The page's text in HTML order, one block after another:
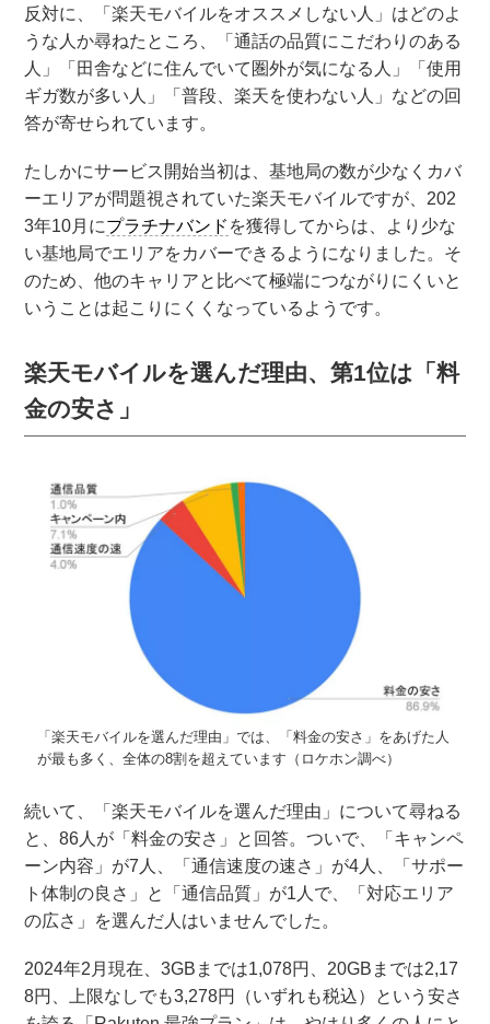
反対に、「楽天モバイルをオススメしない人」はどのよ
うな人か尋ねたところ、「通話の品質にこだわりのある
人」「田舎などに住んでいて圏外が気になる人」「使用
ギガ数が多い人」「普段、楽天を使わない人」などの回
答が寄せられています。
たしかにサービス開始当初は、基地局の数が少なくカバ
ーエリアが問題視されていた楽天モバイルですが、202
3年10月にプラチナバンド を獲得してからは、より少な
い基地局でエリアをカバーできるようになりました。そ
のため、他のキャリアと比べて極端につながりにくいと
いうことは起こりにくくなっているようです。
楽天モバイルを選んだ理由、第1位は「料
金の安さ」
「楽天モバイルを選んだ理由」では、「料金の安さ」をあげた人
が最も多く、全体の8割を超えています（ロケホン調べ）
続いて、「楽天モバイルを選んだ理由」について尋ねる
と、86人が「料金の安さ」と回答。ついで、「キャンペ
ーン内容」が7人、「通信速度の速さ」が4人、「サポー
ト体制の良さ」と「通信品質」が1人で、「対応エリア
の広さ」を選んだ人はいませんでした。
2024年2月現在、3GBまでは1,078円、20GBまでは2,17
8円、上限なしでも3,278円（いずれも税込）という安さ